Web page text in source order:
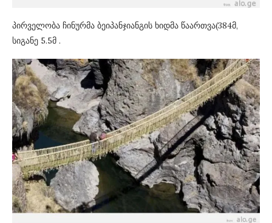
პირველობა ჩინურმა ბეიპანჯიანგის ხიდმა წაართვა(384მ,
სიგანე 5.5მ .